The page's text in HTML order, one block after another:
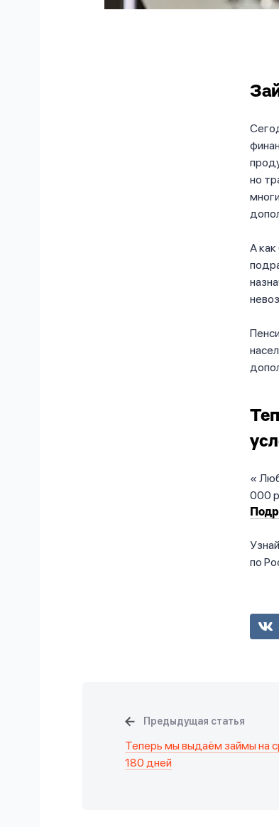
но
А
000
по
Предыдущая статья
Теперь мы выдаём займы на
180 дней